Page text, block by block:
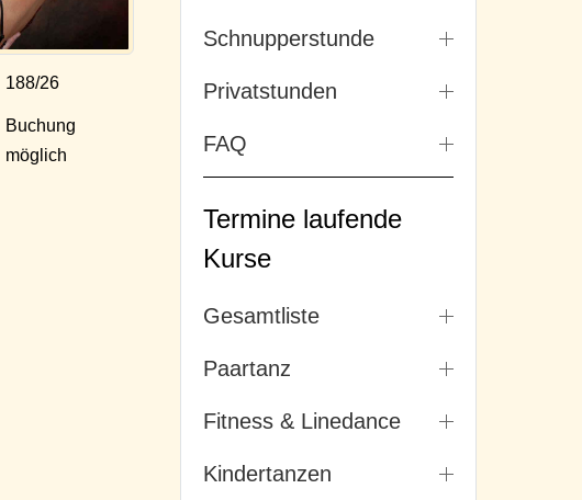
188/26
Buchung
möglich
Schnupperstunde
Privatstunden
FAQ
Termine laufende
Kurse
Gesamtliste
Paartanz
Fitness & Linedance
Kindertanzen